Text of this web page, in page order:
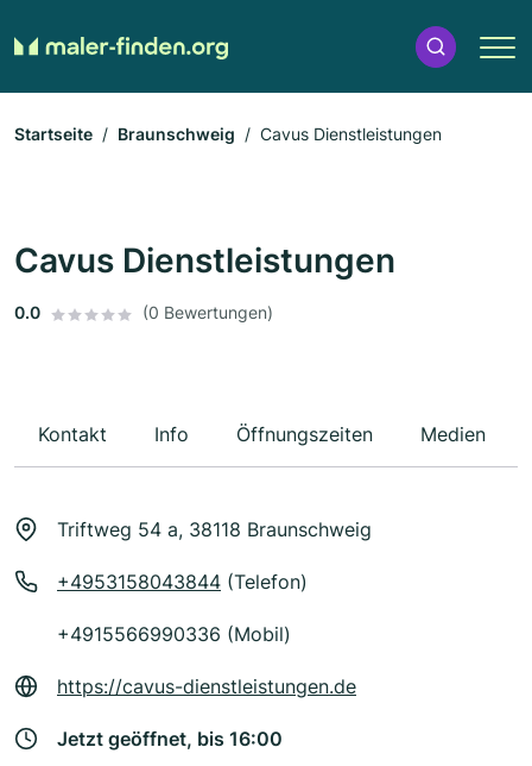
Startseite Braunschweig Cavus Dienstleistungen
Cavus Dienstleistungen
0.0 (0 Bewertungen)
Kontakt Info Öffnungszeiten Medien
Triftweg 54 a, 38118 Braunschweig
+4953158043844 (Telefon)
+4915566990336 (Mobil)
https://cavus-dienstleistungen.de
Jetzt geöffnet, bis 16:00